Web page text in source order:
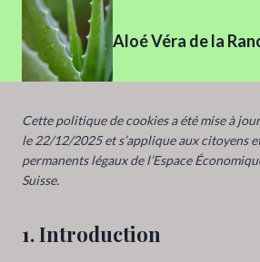
Aller
contenu
Aloé Véra de la
Cette politique de cookies a été mise à
le 22/12/2025 et s’applique aux citoyens
permanents légaux de l’Espace
Suisse.
1. Introduction